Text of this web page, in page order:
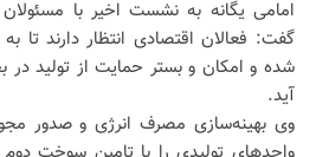
امامی یگانه به نشست اخیر با مسئولان
گفت: فعالان اقتصادی انتظار دارند تا
شده و امکان و بستر حمایت از تولید
آید.
وی بهینه‌سازی مصرف انرژی و صدور